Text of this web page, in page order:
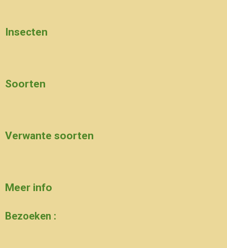
Insecten
Soorten
Verwante soorten
Meer info
Bezoeken :